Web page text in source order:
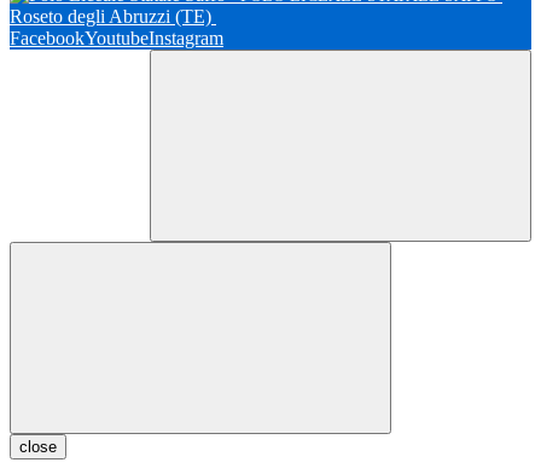
Roseto degli Abruzzi (TE)
FacebookYoutubeInstagram
close